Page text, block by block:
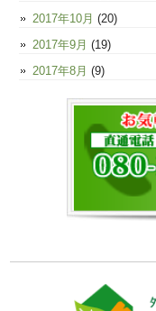
2017年10月 (20)
2017年9月 (19)
2017年8月 (9)